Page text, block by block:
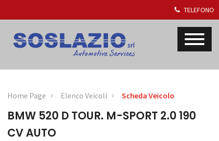
TELEFONO
Home Page Elenco Veicoli Scheda Veicolo
BMW 520 D TOUR. M-SPORT 2.0 190
CV AUTO